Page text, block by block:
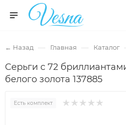
← Назад — Главная — Каталог
Серьги с 72
белого золота 137885
Есть комплект